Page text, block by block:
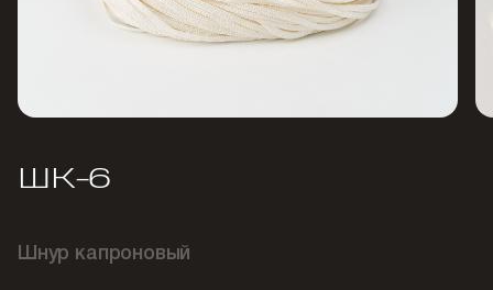
ШК-6
Шнур капроновый